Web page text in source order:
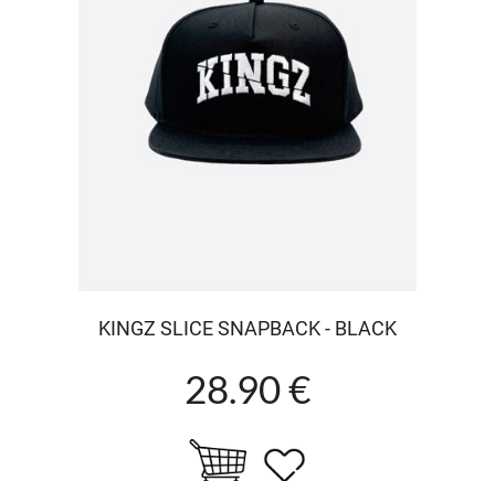
KINGZ SLICE SNAPBACK - BLACK
28.90 €